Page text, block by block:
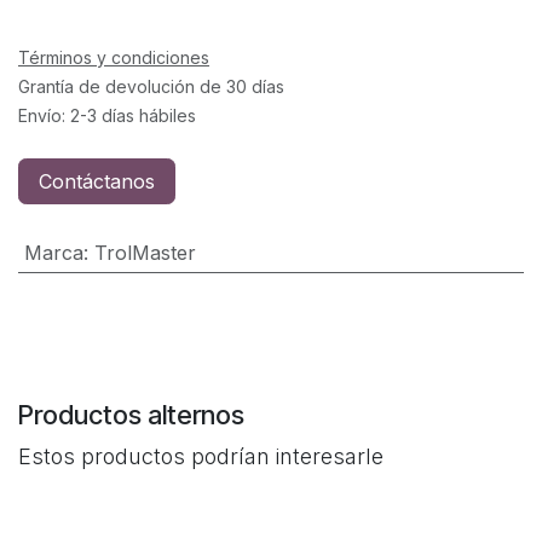
Términos y condiciones
Grantía de devolución de 30 días
Envío: 2-3 días hábiles
Contáctanos
Marca: TrolMaster
Productos alternos
Estos productos podrían interesarle